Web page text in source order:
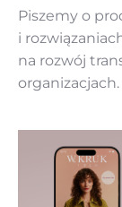
Piszemy o
i
na rozwój
organizacjach.